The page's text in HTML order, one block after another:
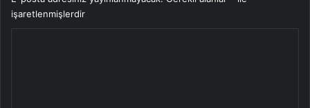
işaretlenmişlerdir